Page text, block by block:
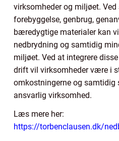
virksomheder og miljøet. Ved
forebyggelse, genbrug,
bæredygtige materialer kan
nedbrydning og samtidig
miljøet. Ved at integrere
drift vil virksomheder være i
omkostningerne og samtidig
ansvarlig virksomhed.
Læs mere her:
https://torbenclausen.dk/